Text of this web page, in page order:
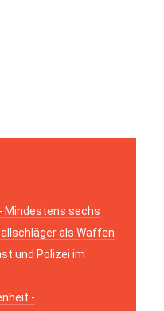
Mindestens sechs
als Waffen
und Polizei im
-